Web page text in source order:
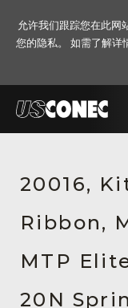
解决方案
产品
资源
关于我们
20016,
Ribbon,
MTP
20N
允许我们跟踪您在此网
您的隐私。 如需了解详